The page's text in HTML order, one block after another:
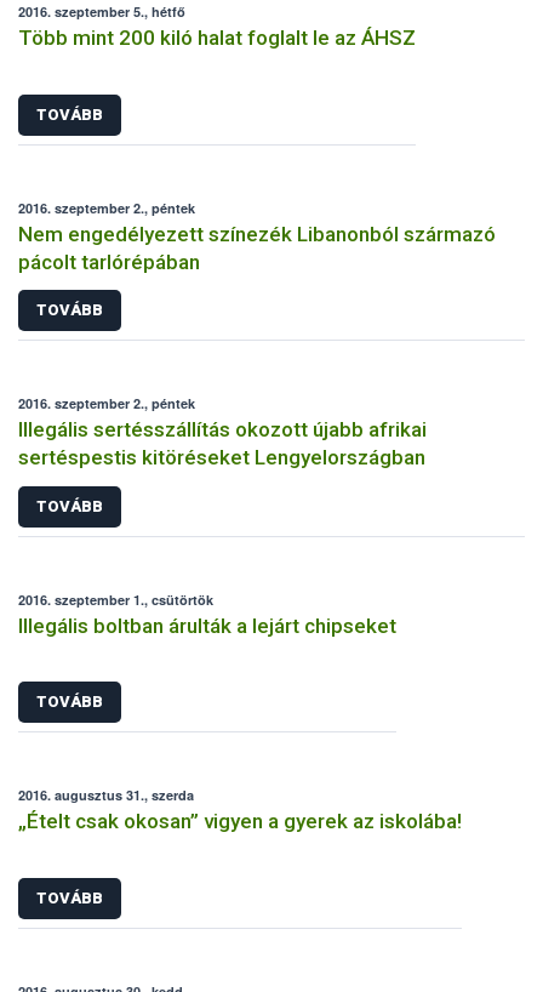
2016. szeptember 5., hétfő
Több mint 200 kiló halat foglalt le az ÁHSZ
TOVÁBB
2016. szeptember 2., péntek
Nem engedélyezett színezék Libanonból származó
pácolt tarlórépában
TOVÁBB
2016. szeptember 2., péntek
Illegális sertésszállítás okozott újabb afrikai
sertéspestis kitöréseket Lengyelországban
TOVÁBB
2016. szeptember 1., csütörtök
Illegális boltban árulták a lejárt chipseket
TOVÁBB
2016. augusztus 31., szerda
„Ételt csak okosan” vigyen a gyerek az iskolába!
TOVÁBB